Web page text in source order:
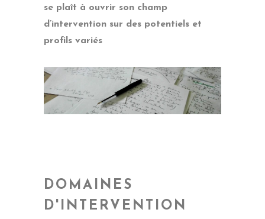
se plaît à ouvrir son champ
d’intervention sur des potentiels et
profils variés
DOMAINES
D'INTERVENTION